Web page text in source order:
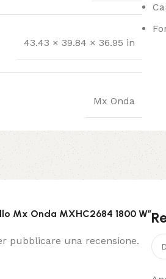
43.43 × 39.84 × 36.95 in
Mx Onda
Mx Onda MXHC2684 1800 W”
pubblicare una recensione.